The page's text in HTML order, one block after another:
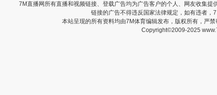
7M直播网所有直播和视频链接、登载广告均为广告客户的个人、网友收集
链接的广告不得违反国家法律规定，如有违者
本站呈现的所有资料均由7M体育编辑发布，版权所有，严
Copyright©2009-2025